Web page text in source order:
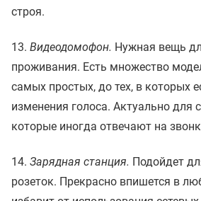
строя.
13. Видеодомофон. Нужная вещь
проживания. Есть множество
самых простых, до тех, в которых
изменения голоса. Актуально для
которые иногда отвечают на
14. Зарядная станция. Подойдет
розеток. Прекрасно впишется в